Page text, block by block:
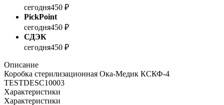
сегодня450 ₽
PickPoint
сегодня450 ₽
СДЭК
сегодня450 ₽
Описание
Коробка стерилизационная Ока-Медик КСКФ-4
TESTDESC10003
Характеристики
Характеристики